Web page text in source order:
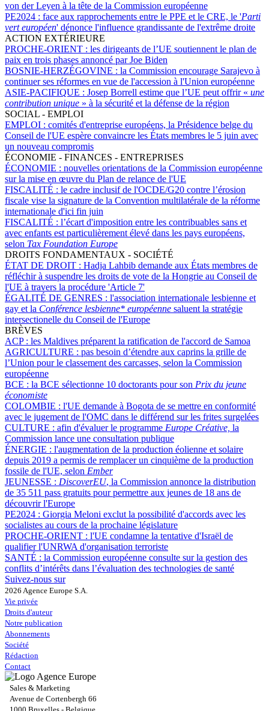
von der Leyen à la tête de la Commission européenne
PE2024 : face aux rapprochements entre le PPE et le CRE, le 'Parti
vert européen' dénonce l'influence grandissante de l'extrême droite
ACTION EXTÉRIEURE
PROCHE-ORIENT : les dirigeants de l’UE soutiennent le plan de
paix en trois phases annoncé par Joe Biden
BOSNIE-HERZÉGOVINE : la Commission encourage Sarajevo à
continuer ses réformes en vue de l'accession à l'Union européenne
ASIE-PACIFIQUE : Josep Borrell estime que l’UE peut offrir « une
contribution unique » à la sécurité et la défense de la région
SOCIAL - EMPLOI
EMPLOI : comités d'entreprise européens, la Présidence belge du
Conseil de l'UE espère convaincre les États membres le 5 juin avec
un nouveau compromis
ÉCONOMIE - FINANCES - ENTREPRISES
ÉCONOMIE : nouvelles orientations de la Commission européenne
sur la mise en œuvre du Plan de relance de l'UE
FISCALITÉ : le cadre inclusif de l'OCDE/G20 contre l’érosion
fiscale vise la signature de la Convention multilatérale de la réforme
internationale d'ici fin juin
FISCALITÉ : l’écart d'imposition entre les contribuables sans et
avec enfants est particulièrement élevé dans les pays européens,
selon Tax Foundation Europe
DROITS FONDAMENTAUX - SOCIÉTÉ
ÉTAT DE DROIT : Hadja Lahbib demande aux États membres de
réfléchir à suspendre les droits de vote de la Hongrie au Conseil de
l'UE à travers la procédure 'Article 7'
ÉGALITÉ DE GENRES : l'association internationale lesbienne et
gay et la Conférence lesbienne* européenne saluent la stratégie
intersectionelle du Conseil de l'Europe
BRÈVES
ACP : les Maldives préparent la ratification de l'accord de Samoa
AGRICULTURE : pas besoin d’étendre aux caprins la grille de
l’Union pour le classement des carcasses, selon la Commission
européenne
BCE : la BCE sélectionne 10 doctorants pour son Prix du jeune
économiste
COLOMBIE : l'UE demande à Bogota de se mettre en conformité
avec le jugement de l'OMC dans le différend sur les frites surgelées
CULTURE : afin d'évaluer le programme Europe Créative, la
Commission lance une consultation publique
ÉNERGIE : l'augmentation de la production éolienne et solaire
depuis 2019 a permis de remplacer un cinquième de la production
fossile de l'UE, selon Ember
JEUNESSE : DiscoverEU, la Commission annonce la distribution
de 35 511 pass gratuits pour permettre aux jeunes de 18 ans de
découvrir l'Europe
PE2024 : Giorgia Meloni exclut la possibilité d'accords avec les
socialistes au cours de la prochaine législature
PROCHE-ORIENT : l'UE condamne la tentative d'Israël de
qualifier l'UNRWA d'organisation terroriste
SANTÉ : la Commission européenne consulte sur la gestion des
conflits d’intérêts dans l’évaluation des technologies de santé
Suivez-nous sur
2026 Agence Europe S.A.
Vie privée
Droits d'auteur
Notre publication
Abonnements
Société
Rédaction
Contact
Sales & Marketing
Avenue de Cortenbergh 66